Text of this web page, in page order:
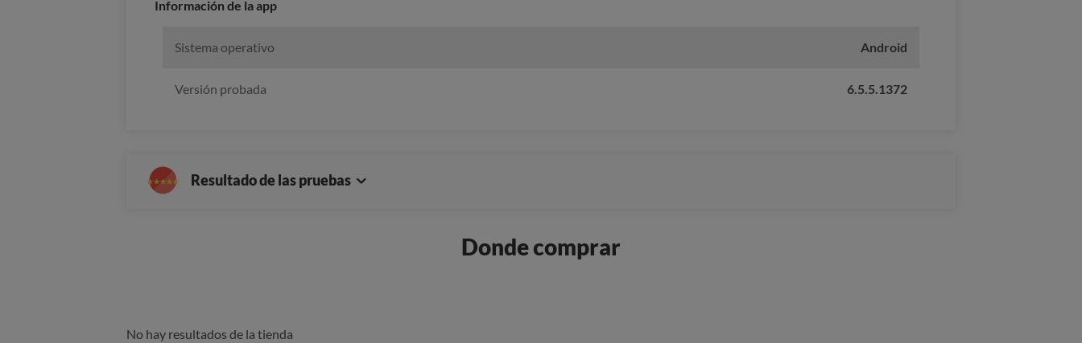
Información de la app
Sistema operativo Android
Versión probada 6.5.5.1372
Resultado de las pruebas
Donde comprar
No hay resultados de la tienda